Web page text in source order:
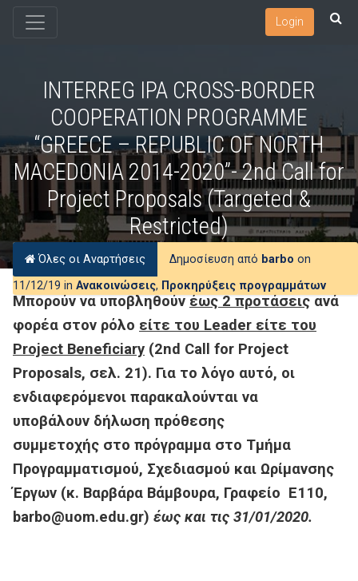
Login
INTERREG IPA CROSS-BORDER
COOPERATION PROGRAMME
“GREECE – REPUBLIC OF NORTH
MACEDONIA 2014-2020”- 2nd Call for
Project Proposals (Targeted &
Restricted)
Όλες οι Αναρτήσεις Δημοσίευση από barbo on
11/12/19 in Ανακοινώσεις, Προκηρύξεις προγραμμάτων
Μπορούν να υποβληθούνέως 2 προτάσειςανά
φορέα στον ρόλο είτε του Leader είτε του
Project Beneficiary (2nd Call for Project
Proposals, σελ. 21). Για το λόγο αυτό, οι
ενδιαφερόμενοι παρακαλούνται να
υποβάλουν δήλωση πρόθεσης
συμμετοχής στο πρόγραμμα στο Τμήμα
Προγραμματισμού, Σχεδιασμού και Ωρίμανσης
Έργων (κ. Βαρβάρα Βάμβουρα, Γραφείο Ε110,
barbo@uom.edu.gr) έως και τις 31/01/2020.